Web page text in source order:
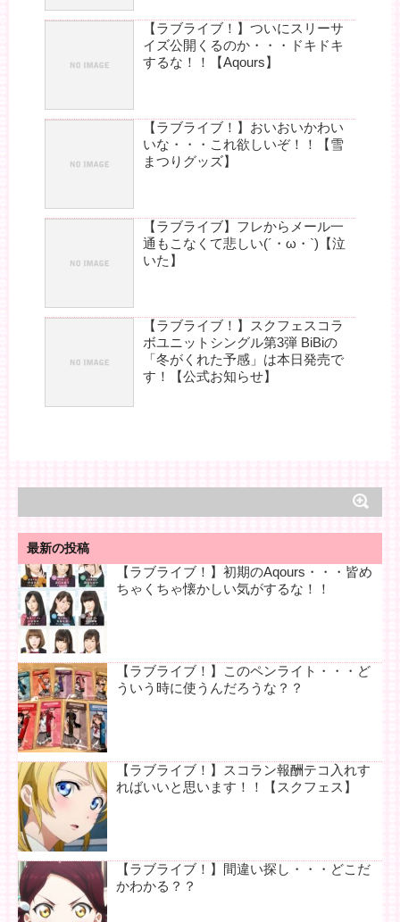
【ラブライブ！】ついにスリーサ
イズ公開くるのか・・・ドキドキ
するな！！【Aqours】
【ラブライブ！】おいおいかわい
いな・・・これ欲しいぞ！！【雪
まつりグッズ】
【ラブライブ】フレからメール一
通もこなくて悲しい(´・ω・`)【泣
いた】
【ラブライブ！】スクフェスコラ
ボユニットシングル第3弾 BiBiの
「冬がくれた予感」は本日発売で
す！【公式お知らせ】
最新の投稿
【ラブライブ！】初期のAqours・・・皆め
ちゃくちゃ懐かしい気がするな！！
【ラブライブ！】このペンライト・・・ど
ういう時に使うんだろうな？？
【ラブライブ！】スコラン報酬テコ入れす
ればいいと思います！！【スクフェス】
【ラブライブ！】間違い探し・・・どこだ
かわかる？？